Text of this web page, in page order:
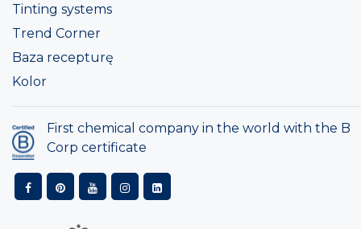
Tinting systems
Trend Corner
Baza recepturę
Kolor
First chemical company in the world with the B
Corp certificate